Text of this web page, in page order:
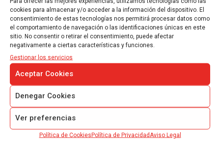
cookies para almacenar y/o acceder a la información del dispositivo. El
consentimiento de estas tecnologías nos permitirá procesar datos como
el comportamiento de navegación o las identificaciones únicas en este
sitio. No consentir o retirar el consentimiento, puede afectar
negativamente a ciertas características y funciones.
Gestionar los servicios
Aceptar Cookies
Denegar Cookies
Ver preferencias
Política de CookiesPolítica de Privacidad Aviso Legal
AUDITORÍA DE CUENTAS ANUALES
Auditores ROAC en Barcelona y Madrid
Auditoria de Cuentas Anuales Obligatoria
Auditoria de Cuentas Anuales Voluntaria
Auditoria de Cuentas Anuales
Consolidadas
En AOB auditores confeccionamos informes de
medianas, somos auditores inscritos en el
ROAC, en el ICAC, auditores nacionales…